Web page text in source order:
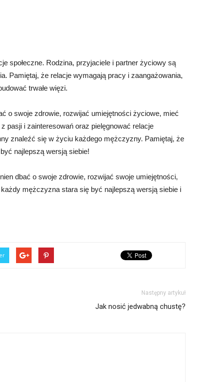
społeczne. Rodzina, przyjaciele i partner życiowy są
Pamiętaj, że relacje wymagają pracy i zaangażowania,
trwałe więzi.
o swoje zdrowie, rozwijać umiejętności życiowe, mieć
pasji i zainteresowań oraz pielęgnować relacje
znaleźć się w życiu każdego mężczyzny. Pamiętaj, że
najlepszą wersją siebie!
dbać o swoje zdrowie, rozwijać swoje umiejętności,
mężczyzna stara się być najlepszą wersją siebie i
Następny artykuł
Jak nosić jedwabną chustę?